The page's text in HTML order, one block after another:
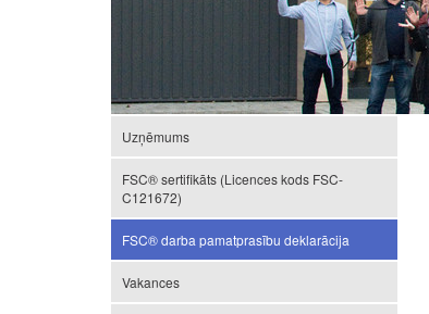
Uzņēmums
FSC® sertifikāts (Licences kods FSC-
C121672)
FSC® darba pamatprasību deklarācija
Vakances